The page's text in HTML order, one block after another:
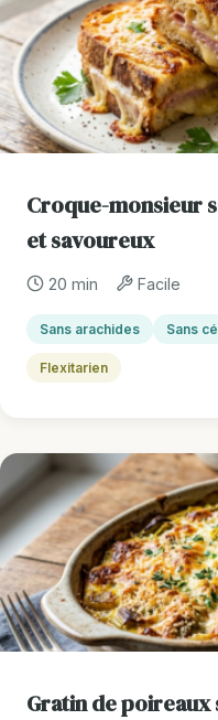
Croque-monsieur
et savoureux
20 min Facile
Sans arachides Sans
Flexitarien
Gratin de poireaux